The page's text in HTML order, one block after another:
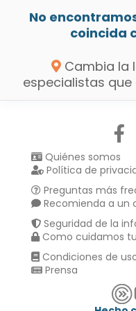
No
coincida
Cambia la
especialistas
Quiénes somos
Política de
Preguntas más
Recomienda a un
Seguridad de la
Como cuidamos
Condiciones de
Prensa